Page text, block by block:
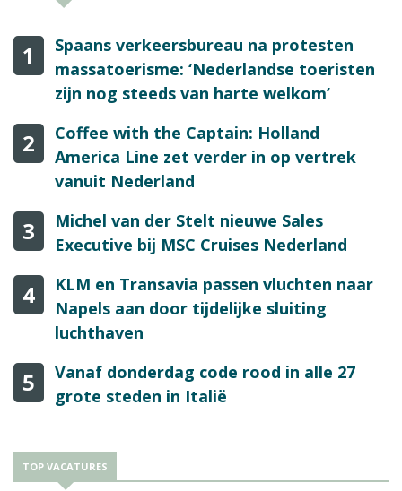
1
Spaans verkeersbureau na protesten
massatoerisme: ‘Nederlandse toeristen
zijn nog steeds van harte welkom’
2
Coffee with the Captain: Holland
America Line zet verder in op vertrek
vanuit Nederland
3
Michel van der Stelt nieuwe Sales
Executive bij MSC Cruises Nederland
4
KLM en Transavia passen vluchten naar
Napels aan door tijdelijke sluiting
luchthaven
5
Vanaf donderdag code rood in alle 27
grote steden in Italië
TOP VACATURES